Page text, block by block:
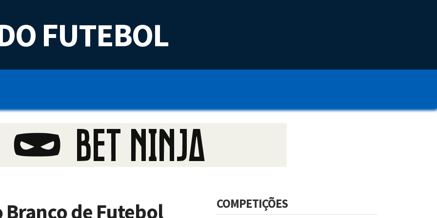
FUTEBOL
Branco de Futebol COMPETIÇÕES